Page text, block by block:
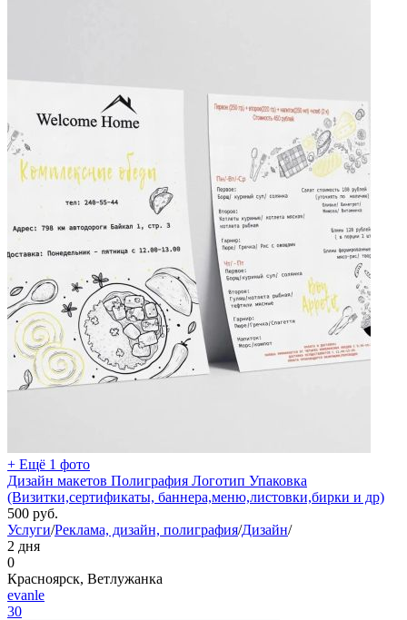
+ Ещё 1 фото
Дизайн макетов Полиграфия Логотип Упаковка
(Визитки,сертификаты, баннера,меню,листовки,бирки и др)
500 руб.
Услуги/Реклама, дизайн, полиграфия/Дизайн/
2 дня
0
Красноярск, Ветлужанка
evanle
30